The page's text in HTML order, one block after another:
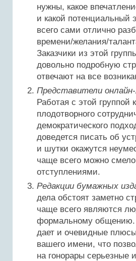
нужны, какое
и какой потенциальный
всего сами отлично
времени/желания/
Заказчики из этой
довольно подробную
отвечают на все
Представители
Работая с этой группой
плодотворного
демократического
доведется писать об
и шутки окажутся
чаще всего можно
отступлениями.
Редакции бумажных
дела обстоят заметно
чаще всего являются
формальному общению.
дает и очевидные
вашего имени, что
на гонорары серьезные